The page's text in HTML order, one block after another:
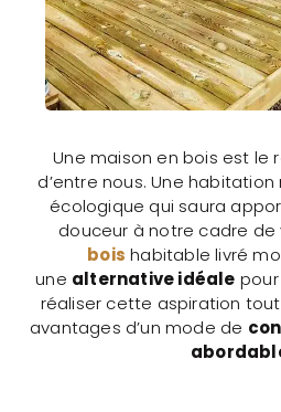
Une maison en bois est le
d’entre nous. Une
écologique qui saura
douceur à notre cadre de
bois habitable livré
une alternative idéale
réaliser cette aspiration
avantages d’un mode de